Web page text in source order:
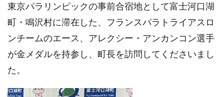
東京パラリンピックの事前合宿地として富士河口湖
町・鳴沢村に滞在した、フランスパラトライアスロ
ンチームのエース、アレクシー・アンカンコン選手
が金メダルを持参し、町長を訪問してくださいまし
た。